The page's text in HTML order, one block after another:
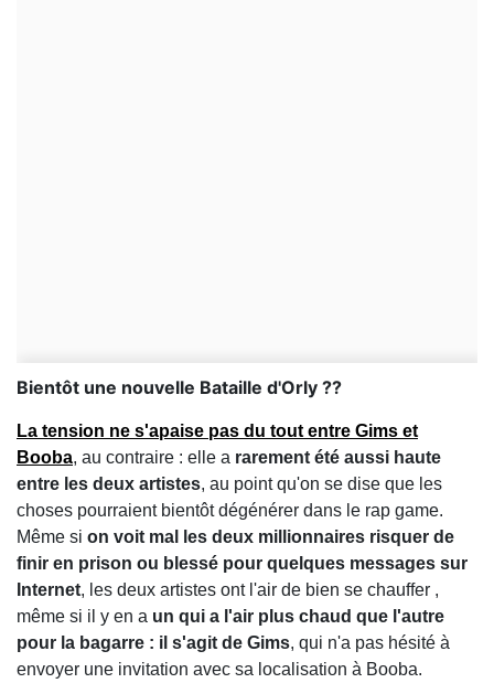
Bientôt une nouvelle Bataille d'Orly ??
La tension ne s'apaise pas du tout entre Gims et
Booba, au contraire : elle a rarement été aussi haute
entre les deux artistes, au point qu'on se dise que les
choses pourraient bientôt dégénérer dans le rap game.
Même si on voit mal les deux millionnaires risquer de
finir en prison ou blessé pour quelques messages sur
Internet, les deux artistes ont l'air de bien se chauffer ,
même si il y en a un qui a l'air plus chaud que l'autre
pour la bagarre : il s'agit de Gims, qui n'a pas hésité à
envoyer une invitation avec sa localisation à Booba.